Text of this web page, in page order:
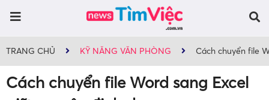
TRANG CHỦ KỸ NĂNG VĂN PHÒNG Cách chuyển file
Cách chuyển file Word sang Excel